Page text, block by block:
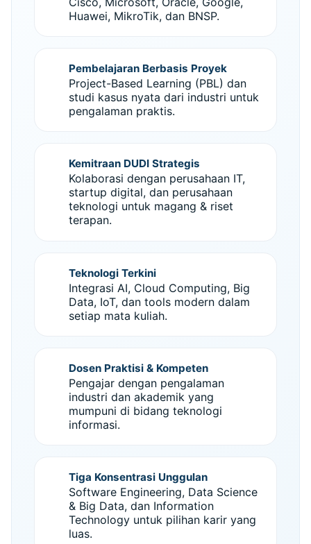
Huawei, MikroTik, dan BNSP.
Pembelajaran Berbasis Proyek
Project-Based Learning (PBL) dan
studi kasus nyata dari industri untuk
pengalaman praktis.
Kemitraan DUDI Strategis
Kolaborasi dengan perusahaan IT,
startup digital, dan perusahaan
teknologi untuk magang & riset
terapan.
Teknologi Terkini
Integrasi AI, Cloud Computing, Big
Data, IoT, dan tools modern dalam
setiap mata kuliah.
Dosen Praktisi & Kompeten
Pengajar dengan pengalaman
industri dan akademik yang
mumpuni di bidang teknologi
informasi.
Tiga Konsentrasi Unggulan
Software Engineering, Data Science
& Big Data, dan Information
Technology untuk pilihan karir yang
luas.